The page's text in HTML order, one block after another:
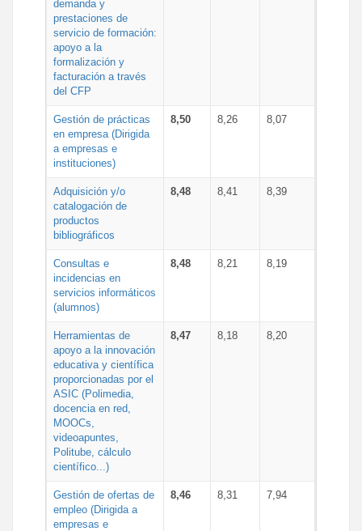
demanda y
prestaciones de
servicio de formación:
apoyo a la
formalización y
facturación a través
del CFP
Gestión de prácticas
en empresa (Dirigida
a empresas e
instituciones)
8,50 8,26 8,07
Adquisición y/o
catalogación de
productos
bibliográficos
8,48 8,41 8,39
Consultas e
incidencias en
servicios informáticos
(alumnos)
8,48 8,21 8,19
Herramientas de
apoyo a la innovación
educativa y científica
proporcionadas por el
ASIC (Polimedia,
docencia en red,
MOOCs,
videoapuntes,
Politube, cálculo
científico...)
8,47 8,18 8,20
Gestión de ofertas de
empleo (Dirigida a
empresas e
8,46 8,31 7,94